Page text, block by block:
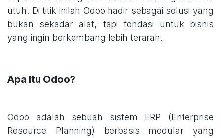
utuh. Di titik inilah Odoo hadir sebagai solusi yang
bukan sekadar alat, tapi fondasi untuk bisnis
yang ingin berkembang lebih terarah.
Apa Itu Odoo?
Odoo adalah sebuah sistem ERP (Enterprise
Resource Planning) berbasis modular yang